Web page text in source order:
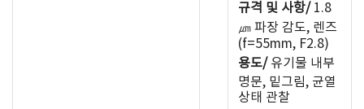
규격 및 사항/1.8
㎛ 파장 감도, 렌즈
(f=55mm, F2.8)
용도/유기물 내부
명문, 밑그림, 균열
상태 관찰